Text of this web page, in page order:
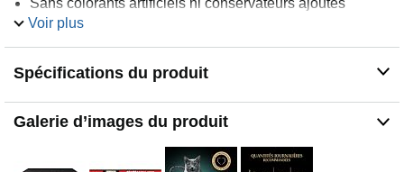
Un délicieux mélange de cabillaud de saumon de thon
du poisson issu de pêche durable selon le référentiel
Servi dans une barquette pratique ; facile à ouvrir et à
Voir plus
Spécifications du produit
Galerie d’images du produit